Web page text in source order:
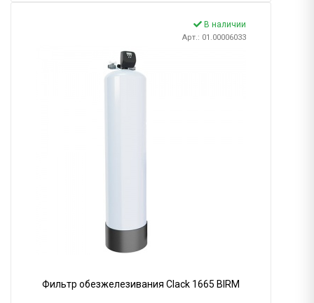
В наличии
Арт.: 01.00006033
Фильтр обезжелезивания Clack 1665 BIRM